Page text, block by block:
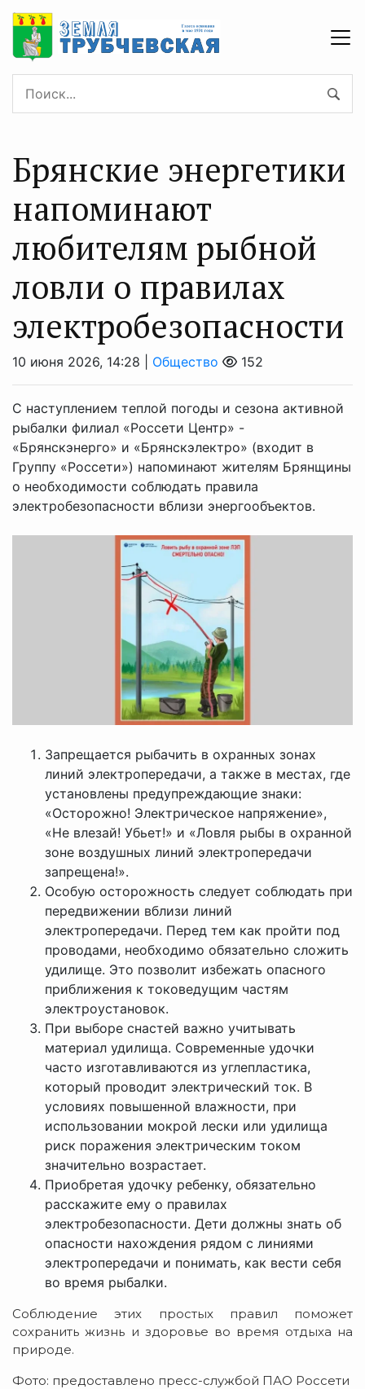
Брянские энергетики
напоминают
любителям рыбной
ловли о правилах
электробезопасности
10 июня 2026, 14:28 | Общество 152
С наступлением теплой погоды и сезона активной
рыбалки филиал «Россети Центр» -
«Брянскэнерго» и «Брянскэлектро» (входит в
Группу «Россети») напоминают жителям Брянщины
о необходимости соблюдать правила
электробезопасности вблизи энергообъектов.
Запрещается рыбачить в охранных зонах
линий электропередачи, а также в местах, где
установлены предупреждающие знаки:
«Осторожно! Электрическое напряжение»,
«Не влезай! Убьет!» и «Ловля рыбы в охранной
зоне воздушных линий электропередачи
запрещена!».
Особую осторожность следует соблюдать при
передвижении вблизи линий
электропередачи. Перед тем как пройти под
проводами, необходимо обязательно сложить
удилище. Это позволит избежать опасного
приближения к токоведущим частям
электроустановок.
При выборе снастей важно учитывать
материал удилища. Современные удочки
часто изготавливаются из углепластика,
который проводит электрический ток. В
условиях повышенной влажности, при
использовании мокрой лески или удилища
риск поражения электрическим током
значительно возрастает.
Приобретая удочку ребенку, обязательно
расскажите ему о правилах
электробезопасности. Дети должны знать об
опасности нахождения рядом с линиями
электропередачи и понимать, как вести себя
во время рыбалки.
Соблюдение этих простых правил поможет
сохранить жизнь и здоровье во время отдыха на
природе.
Фото: предоставлено пресс-службой ПАО Россети